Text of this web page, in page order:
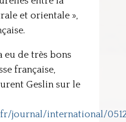
et orientale »,
de très bons
française,
Geslin sur le
journal/international/